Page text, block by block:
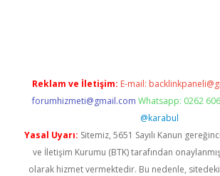
Reklam ve İletişim: E-mail:
forumhizmeti@gmail.com Whatsapp: 0262
@karabul
Yasal Uyarı: Sitemiz, 5651 Sayılı Kanun
ve İletişim Kurumu (BTK) tarafından
olarak hizmet vermektedir. Bu nedenle,